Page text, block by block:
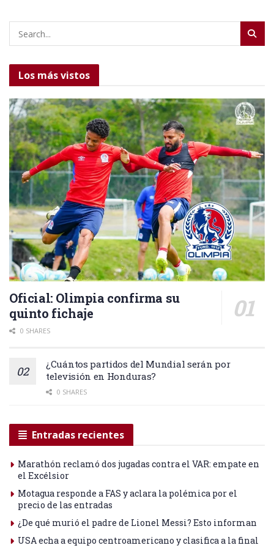
Los más vistos
Oficial: Olimpia confirma su
quinto fichaje
0 SHARES
¿Cuántos partidos del Mundial serán por
televisión en Honduras?
0 SHARES
Entradas recientes
Marathón reclamó dos jugadas contra el VAR: empate en
el Excélsior
Motagua responde a FAS y aclara la polémica por el
precio de las entradas
¿De qué murió el padre de Lionel Messi? Esto informan
USA echa a equipo centroamericano y clasifica a la final